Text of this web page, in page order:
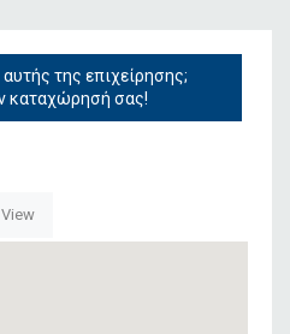
αυτής της επιχείρησης;
καταχώρησή σας!